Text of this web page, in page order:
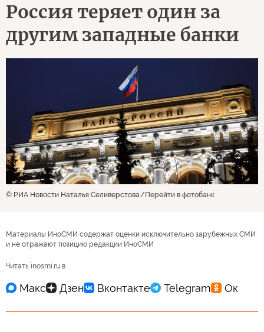
Россия теряет один за
другим западные банки
© РИА Новости Наталья Селиверстова Перейти в фотобанк
Материалы ИноСМИ содержат оценки исключительно зарубежных СМИ
и не отражают позицию редакции ИноСМИ
Читать inosmi.ru в